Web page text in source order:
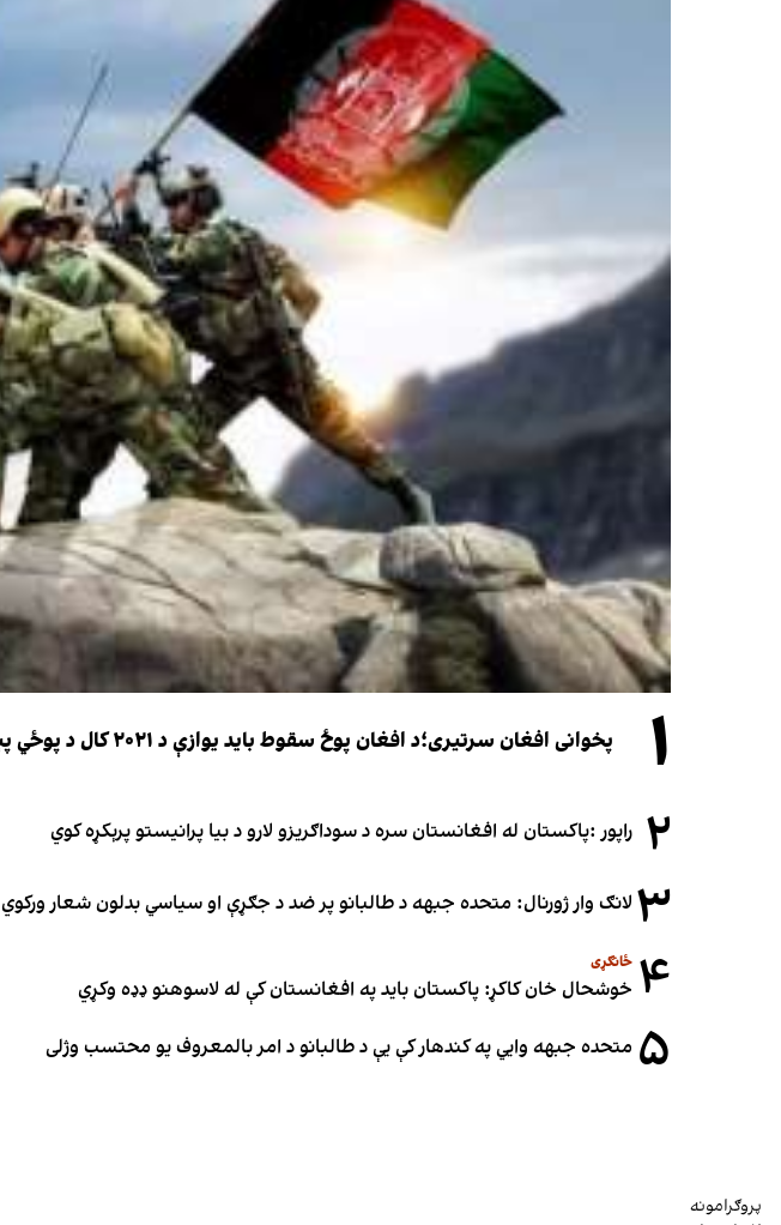
۱ پخوانی افغان سرتیری؛د افغان پوځ سقوط باید یوازې د ۲۰۲۱ کال د پوځي پېښو له مخې ونه ارزول شي
۲ راپور :پاکستان له افغانستان سره د سوداګریزو لارو د بیا پرانیستو پرېکړه کوي
۳ لانګ وار ژورنال: متحده جبهه د طالبانو پر ضد د جګړې او سیاسي بدلون شعار ورکوي
۴ ځانګړی
خوشحال خان کاکړ: پاکستان بايد په افغانستان کې له لاسوهنو ډډه وکړي
۵ متحده جبهه وايي په کندهار کې یې د طالبانو د امر بالمعروف یو محتسب وژلی
پروګرامونه